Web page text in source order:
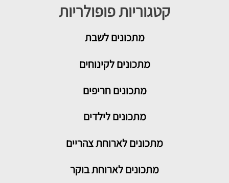
קטגוריות פופולריות
מתכוניםלשבת
מתכונים לקינוחים
מתכונים חריפים
מתכונים לילדים
מתכונים לארוחת צהריים
מתכונים לארוחת בוקר